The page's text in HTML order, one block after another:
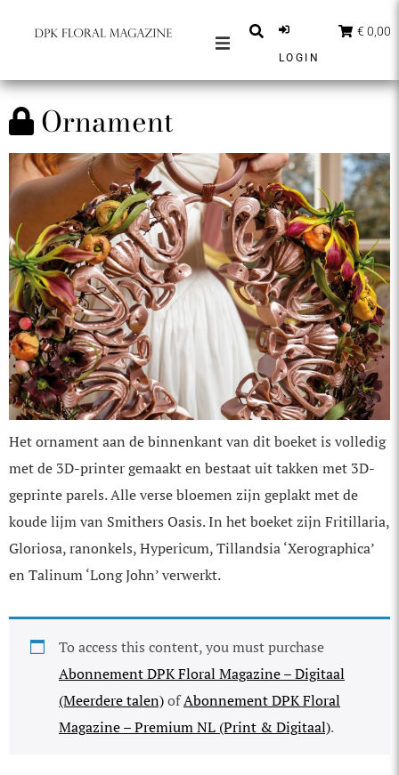
PARTNERS
SHOP
NEDERLANDS
ABONNEER
LOGIN
€ 0,00
Ornament
Het ornament aan de binnenkant van dit boeket is volledig
met de 3D-printer gemaakt en bestaat uit takken met 3D-
geprinte parels. Alle verse bloemen zijn geplakt met de
koude lijm van Smithers Oasis. In het boeket zijn Fritillaria,
Gloriosa, ranonkels, Hypericum, Tillandsia ‘Xerographica’
en Talinum ‘Long John’ verwerkt.
To access this content, you must purchase
Abonnement DPK Floral Magazine – Digitaal
(Meerdere talen)ofAbonnement DPK Floral
Magazine – Premium NL (Print & Digitaal).